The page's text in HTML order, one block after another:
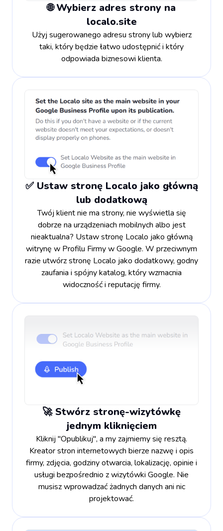
🌐 Wybierz adres strony na
localo.site
Użyj sugerowanego adresu strony lub wybierz
taki, który będzie łatwo udostępnić i który
odpowiada biznesowi klienta.
✅ Ustaw stronę Localo jako główną
lub dodatkową
Twój klient nie ma strony, nie wyświetla się
dobrze na urządzeniach mobilnych albo jest
nieaktualna? Ustaw stronę Localo jako główną
witrynę w Profilu Firmy w Google. W przeciwnym
razie utwórz stronę Localo jako dodatkowy, godny
zaufania i spójny katalog, który wzmacnia
widoczność i reputację firmy.
🚀 Stwórz stronę-wizytówkę
jednym kliknięciem
Kliknij "Opublikuj", a my zajmiemy się resztą.
Kreator stron internetowych bierze nazwę i opis
firmy, zdjęcia, godziny otwarcia, lokalizację, opinie i
usługi bezpośrednio z wizytówki Google. Nie
musisz wprowadzać żadnych danych ani nic
projektować.